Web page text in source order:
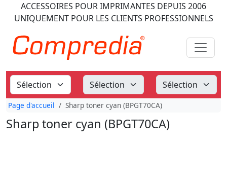
ACCESSOIRES POUR IMPRIMANTES DEPUIS 2006
UNIQUEMENT POUR LES CLIENTS PROFESSIONNELS
Page d'accueil Sharp toner cyan (BPGT70CA)
Sharp toner cyan (BPGT70CA)